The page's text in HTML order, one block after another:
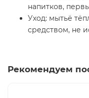
напитков,
Уход: мытьё
средством, не
Рекомендуем